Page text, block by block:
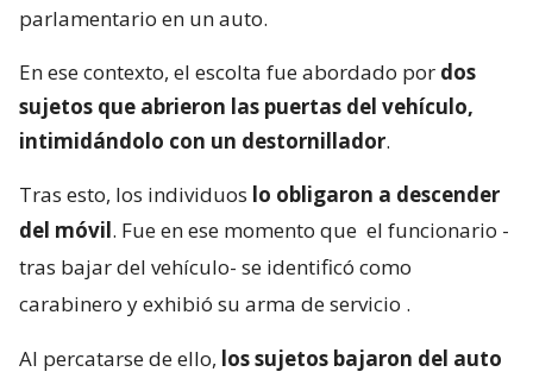
parlamentario en un auto.
En ese contexto, el escolta fue abordado por dos
sujetos que abrieron las puertas del vehículo,
intimidándolo con un destornillador.
Tras esto, los individuos lo obligaron a descender
del móvil. Fue en ese momento que el funcionario -
tras bajar del vehículo- se identificó como
carabinero y exhibió su arma de servicio .
Al percatarse de ello, los sujetos bajaron del auto